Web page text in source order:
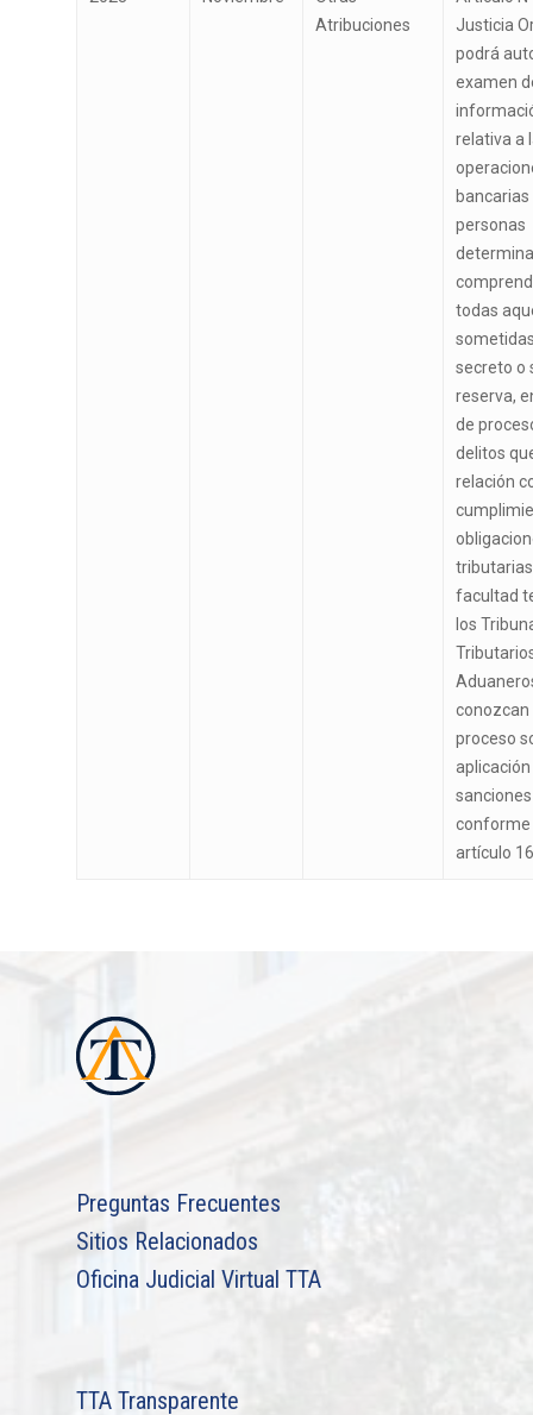
Atribuciones
Justicia
podrá
examen
relativa a
bancarias
personas
todas
secreto o
reserva,
de
delitos
relación
facultad
los
conozcan
proceso
sanciones
conforme
artículo
Preguntas Frecuentes
Sitios Relacionados
Oficina Judicial Virtual TTA
TTA Transparente